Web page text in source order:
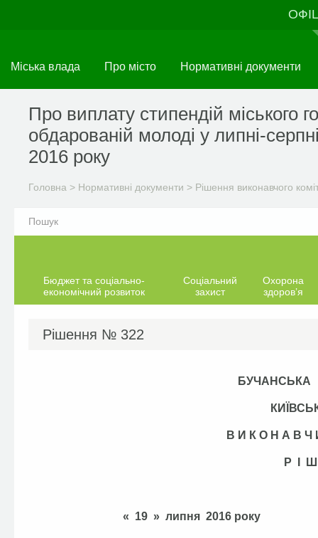
Міська влада Про місто Нормативні документи
Про виплату стипендій міського
обдарованій молоді у липні-
2016 року
Головна > Нормативні документи > Рішення виконавчого
Бюджет та соціально-
економічний розвиток
Соціальний
захист
Охорона
здоров’я
Рішення № 322
В И К О Н А В
Р І
« 19 » липня